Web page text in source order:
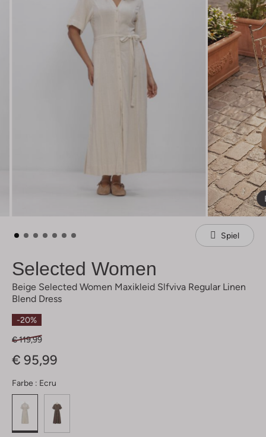
Spiel
Selected Women
Beige Selected Women Maxikleid Slfviva Regular Linen
Blend Dress
-20%
€ 119,99
€ 95,99
Farbe : Ecru